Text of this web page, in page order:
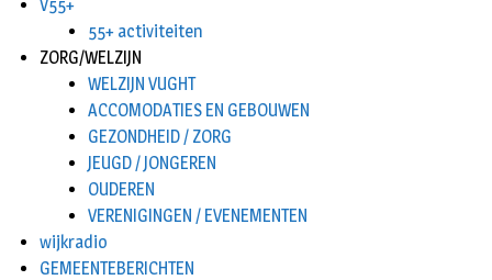
V55+
55+ activiteiten
ZORG/WELZIJN
WELZIJN VUGHT
ACCOMODATIES EN GEBOUWEN
GEZONDHEID / ZORG
JEUGD / JONGEREN
OUDEREN
VERENIGINGEN / EVENEMENTEN
wijkradio
GEMEENTEBERICHTEN